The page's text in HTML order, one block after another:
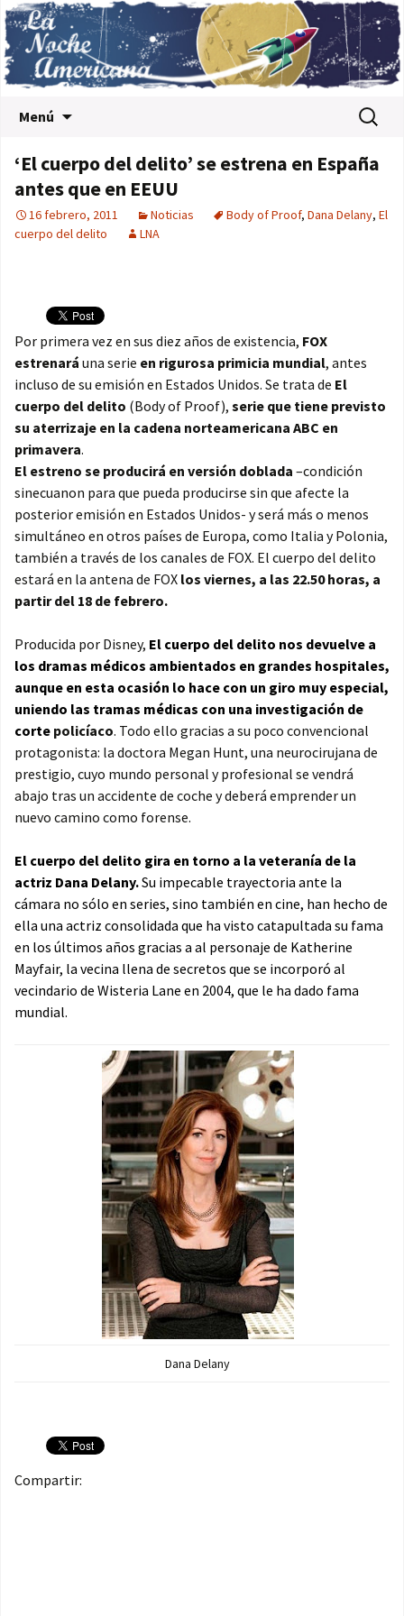
Menú Buscar:
‘El cuerpo del delito’ se estrena en España
antes que en EEUU
16 febrero, 2011 Noticias Body of Proof, Dana Delany, El
cuerpo del delito
LNA
Por primera vez en sus diez años de existencia, FOX
estrenará una serie en rigurosa primicia mundial, antes
incluso de su emisión en Estados Unidos. Se trata de El
cuerpo del delito (Body of Proof), serie que tiene previsto
su aterrizaje en la cadena norteamericana ABC en
primavera.
El estreno se producirá en versión doblada –condición
sinecuanon para que pueda producirse sin que afecte la
posterior emisión en Estados Unidos- y será más o menos
simultáneo en otros países de Europa, como Italia y Polonia,
también a través de los canales de FOX. El cuerpo del delito
estará en la antena de FOX los viernes, a las 22.50 horas, a
partir del 18 de febrero.
Producida por Disney, El cuerpo del delito nos devuelve a
los dramas médicos ambientados en grandes hospitales,
aunque en esta ocasión lo hace con un giro muy especial,
uniendo las tramas médicas con una investigación de
corte policíaco. Todo ello gracias a su poco convencional
protagonista: la doctora Megan Hunt, una neurocirujana de
prestigio, cuyo mundo personal y profesional se vendrá
abajo tras un accidente de coche y deberá emprender un
nuevo camino como forense.
El cuerpo del delito gira en torno a la veteranía de la
actriz Dana Delany.Su impecable trayectoria ante la
cámara no sólo en series, sino también en cine, han hecho de
ella una actriz consolidada que ha visto catapultada su fama
en los últimos años gracias a al personaje de Katherine
Mayfair, la vecina llena de secretos que se incorporó al
vecindario de Wisteria Lane en 2004, que le ha dado fama
mundial.
Dana Delany
Compartir: